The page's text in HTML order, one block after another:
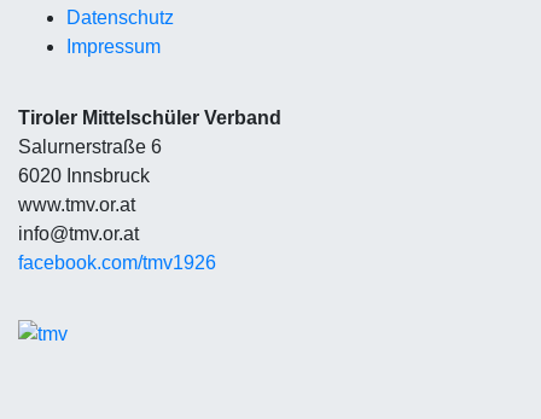
Datenschutz
Impressum
Tiroler Mittelschüler Verband
Salurnerstraße 6
6020 Innsbruck
www.tmv.or.at
info@tmv.or.at
facebook.com/tmv1926